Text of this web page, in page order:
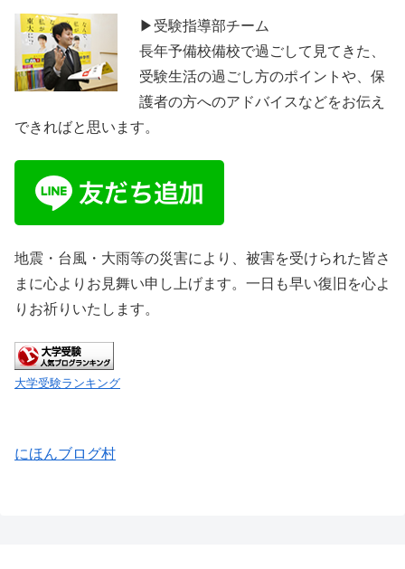
▶受験指導部チーム
長年予備校備校で過ごして見てきた、
受験生活の過ごし方のポイントや、保
護者の方へのアドバイスなどをお伝え
できればと思います。
地震・台風・大雨等の災害により、被害を受けられた皆さ
まに心よりお見舞い申し上げます。一日も早い復旧を心よ
りお祈りいたします。
大学受験ランキング
にほんブログ村